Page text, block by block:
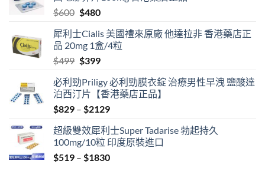
$600 Original
was:
$600.
$480Current
is:
$480.
犀利士Cialis 美國禮來原廠 他達拉非 香港藥店正
品 20mg 1盒/4粒
$499 Original
was:
$499.
$399Current
is:
$399.
必利勁Priligy 必利勁膜衣錠 治療男性早洩 鹽酸達
泊西汀片【香港藥店正品】
$829 – $2129Price
$829
through
$2129
超級雙效犀利士Super Tadarise 勃起持久
100mg/10粒 印度原裝進口
$519 – $1830Price